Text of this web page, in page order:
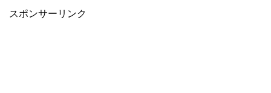
スポンサーリンク